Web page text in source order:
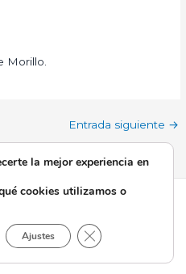
Morillo.
Entrada siguiente →
de Triana | Funciona
para WordPress
la mejor experiencia en
cookies utilizamos o
Ajustes Cerrar el banner